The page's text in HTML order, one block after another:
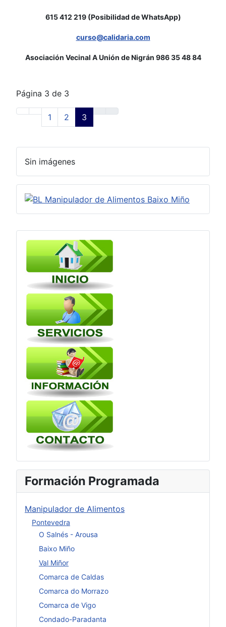
Formación Programada
Manipulador de Alimentos
Pontevedra
O Salnés - Arousa
Baixo Miño
Val Miñor
Comarca de Caldas
Comarca do Morrazo
Comarca de Vigo
Condado-Paradanta
615 412 219 (Posibilidad de WhatsApp)
curso@calidaria.com
Asociación Vecinal A Unión de Nigrán 986 35 48 84
Página 3 de 3
1 2 3
Sin imágenes